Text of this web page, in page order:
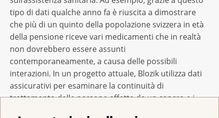
tipo di dati qualche anno fa è riuscita a dimostrare
che più di un quinto della popolazione svizzera in età
della pensione riceve vari medicamenti che in realtà
non dovrebbero essere assunti
contemporaneamente, a causa delle possibili
interazioni. In un progetto attuale, Blozik utilizza dati
assicurativi per esaminare la continuità di
trattamento delle persone affette da un cancro e i